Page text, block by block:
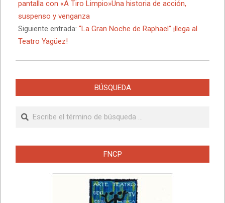
28
pantalla con «A Tiro Limpio»Una historia de acción,
suspenso y venganza
Siguiente entrada: “La Gran Noche de Raphael” ¡llega al
Teatro Yagüez!
BÚSQUEDA
Buscar
FNCP